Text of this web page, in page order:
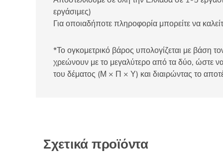
εργάσιμες)
Για οποιαδήποτε πληροφορία μπορείτε να
*Το ογκομετρικό βάρος υπολογίζεται με βάση
χρεώνουν με το μεγαλύτερο από τα δύο, ώστε να
του δέματος (Μ × Π × Υ) και διαιρώντας το
Σχετικά προϊόντα